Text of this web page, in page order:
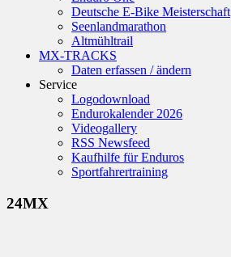
Deutsche E-Bike Meisterschaft
Seenlandmarathon
Altmühltrail
MX-TRACKS
Daten erfassen / ändern
Service
Logodownload
Endurokalender 2026
Videogallery
RSS Newsfeed
Kaufhilfe für Enduros
Sportfahrertraining
24MX